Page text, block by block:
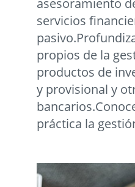
asesoramiento
servicios
propios de la
productos de
y provisional y
práctica la